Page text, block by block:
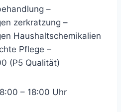
–
zerkratzung –
Haushaltschemikalien
Pflege –
(P5 Qualität)
– 18:00 Uhr